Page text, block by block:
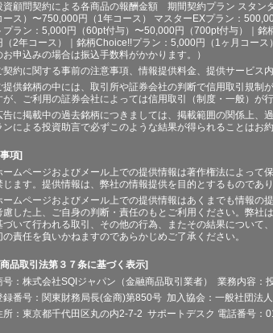
資顧問契約による各商品の報酬金額 期間契約プラン スタン
ース）〜750,000円（1年コース） マスターEXプラン：
プラン：5,000円（60pt付与）〜50,000円（700pt付与）｜
（2年コース）｜銘柄Choice!!プラン：5,000円（1ヶ月コー
お申込みの場合は振込手数料がかかります。）
契約に関する事前の注意事項、情報提供料金、提供サービス
提供銘柄の中には、取引所や証券会社の判断で信用取引規制
が、ご利用の証券会社によっては信用取引（制度・一般）が
告に掲載中の過去銘柄につきましては、掲載範囲の関係上、
ンによる投資助言で必ずこのような結果が得られることはお
項]
ームページおよびメール上での提供情報は著作権法によって
じます。提供情報は、弊社の情報提供を目的とするものであ
ームページおよびメール上での提供情報はあくまでも情報の
慮した上、ご自身の判断・責任のもとご利用ください。弊社
づいて行われる取引、その他の行為、またその結果について
の責任を負いかねますのであらかじめご了承ください。
品取引法第３７条に基づく表示]
号：株式会社SQIジャパン（金融商品取引業者） 業務内容：
録番号：関東財務局長(金商)第850号 加入協会：一般社団法
所：東京都千代田区丸の内2-7-2 サポートデスク 電話番号